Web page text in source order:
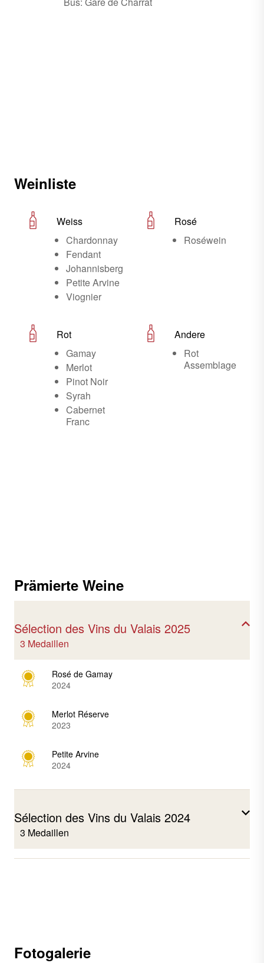
Weinliste
Weiss
Chardonnay
Fendant
Johannisberg
Petite Arvine
Viognier
Rosé
Roséwein
Rot
Gamay
Merlot
Pinot Noir
Syrah
Cabernet
Franc
Andere
Rot
Assemblage
Prämierte Weine
Sélection des Vins du Valais 2025
3 Medaillen
Rosé de Gamay
2024
Merlot Réserve
2023
Petite Arvine
2024
Sélection des Vins du Valais 2024
3 Medaillen
2023
Fotogalerie